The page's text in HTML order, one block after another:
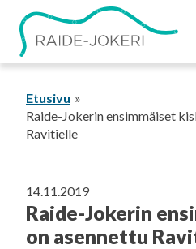
Siirry
sisältöön
Etusivu
Raide-Jokerin ensimmäiset
Ravitielle
14.11.2019
Raide-Jokerin
on asennettu